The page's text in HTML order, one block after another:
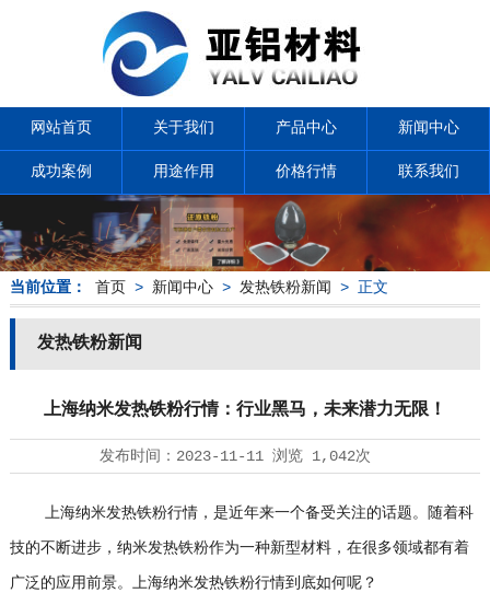
网站首页 关于我们 产品中心 新闻中心
成功案例 用途作用 价格行情 联系我们
当前位置： 首页 > 新闻中心> 发热铁粉新闻 > 正文
发热铁粉新闻
上海纳米发热铁粉行情：行业黑马，未来潜力无限！
发布时间： 2023-11-11浏览 1,042次
上海纳米发热铁粉行情，是近年来一个备受关注的话题。随着科
技的不断进步，纳米发热铁粉作为一种新型材料，在很多领域都有着
广泛的应用前景。上海纳米发热铁粉行情到底如何呢？